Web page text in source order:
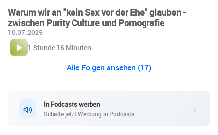
Warum wir an "kein Sex vor der Ehe" glauben -
zwischen Purity Culture und Pornografie
10.07.2025
1 Stunde 16 Minuten
Alle Folgen ansehen (17)
In Podcasts werben
Schalte jetzt Werbung in Podcasts.